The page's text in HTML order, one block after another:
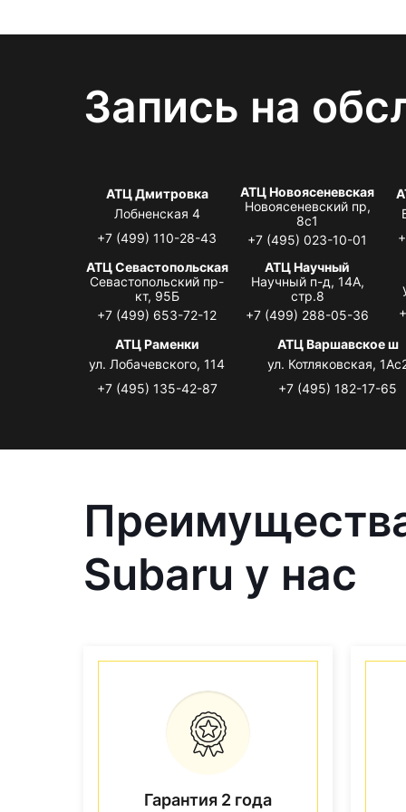
Запись на
АТЦ Дмитровка
Лобненская 4
+7 (499) 110-28-43
АТЦ Новоясеневская
Новоясеневский пр,
8с1
+7 (495) 023-10-01
АТЦ Севастопольская
Севастопольский пр-
кт, 95Б
+7 (499) 653-72-12
АТЦ Научный
Научный п-д, 14А,
стр.8
+7 (499) 288-05-36
АТЦ Раменки
ул. Лобачевского, 114
+7 (495) 135-42-87
АТЦ Варшавское ш
ул. Котляковская,
+7 (495) 182-17-65
Subaru у нас
Гарантия 2 года